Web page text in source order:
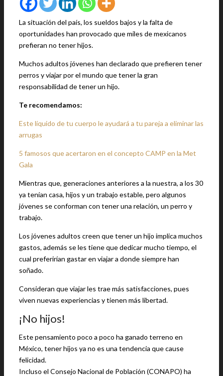
La situación del país, los sueldos bajos y la falta de
oportunidades han provocado que miles de mexicanos
prefieran no tener hijos.
Muchos adultos jóvenes han declarado que prefieren tener
perros y viajar por el mundo que tener la gran
responsabilidad de tener un hijo.
Te recomendamos:
Este líquido de tu cuerpo le ayudará a tu pareja a eliminar las
arrugas
5 famosos que acertaron en el concepto CAMP en la Met
Gala
Mientras que, generaciones anteriores a la nuestra, a los 30
ya tenían casa, hijos y un trabajo estable, pero algunos
jóvenes se conforman con tener una relación, un perro y
trabajo.
Los jóvenes adultos creen que tener un hijo implica muchos
gastos, además se les tiene que dedicar mucho tiempo, el
cual preferirían gastar en viajar a donde siempre han
soñado.
Consideran que viajar les trae más satisfacciones, pues
viven nuevas experiencias y tienen más libertad.
¡No hijos!
Este pensamiento poco a poco ha ganado terreno en
México, tener hijos ya no es una tendencia que cause
felicidad.
Incluso el Consejo Nacional de Población (CONAPO) ha